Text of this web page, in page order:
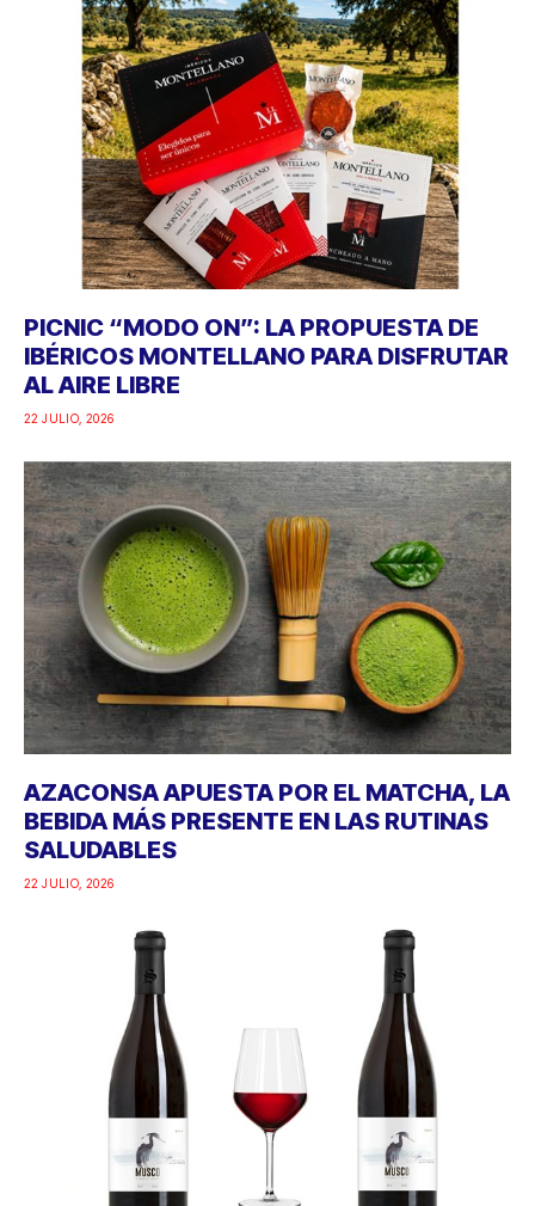
PICNIC “MODO ON”: LA PROPUESTA DE
IBÉRICOS MONTELLANO PARA DISFRUTAR
AL AIRE LIBRE
22 JULIO, 2026
AZACONSA APUESTA POR EL MATCHA, LA
BEBIDA MÁS PRESENTE EN LAS RUTINAS
SALUDABLES
22 JULIO, 2026